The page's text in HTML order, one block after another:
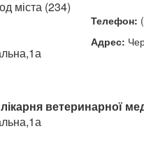
Телефон:
Адрес:
міста (234)
ветеринарної